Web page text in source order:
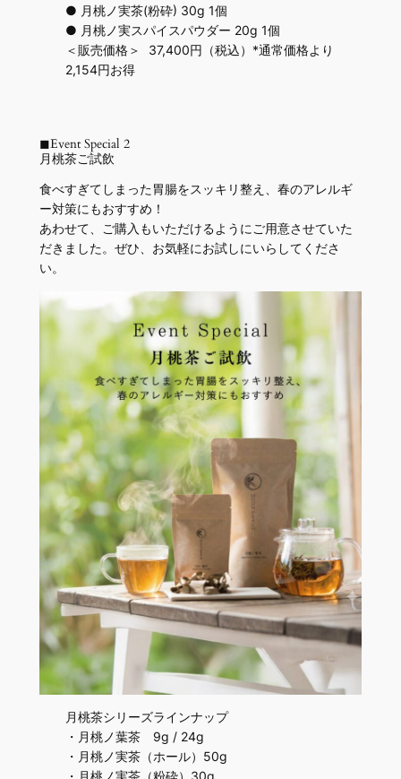
● 月桃ノ実茶(粉砕) 30g 1個
● 月桃ノ実スパイスパウダー 20g 1個
＜販売価格＞ 37,400円（税込）*通常価格より
2,154円お得
◼︎Event Special 2
月桃茶ご試飲
食べすぎてしまった胃腸をスッキリ整え、春のアレルギ
ー対策にもおすすめ！
あわせて、ご購入もいただけるようにご用意させていた
だきました。ぜひ、お気軽にお試しにいらしてくださ
い。
月桃茶シリーズラインナップ
・月桃ノ葉茶 9g / 24g
・月桃ノ実茶（ホール）50g